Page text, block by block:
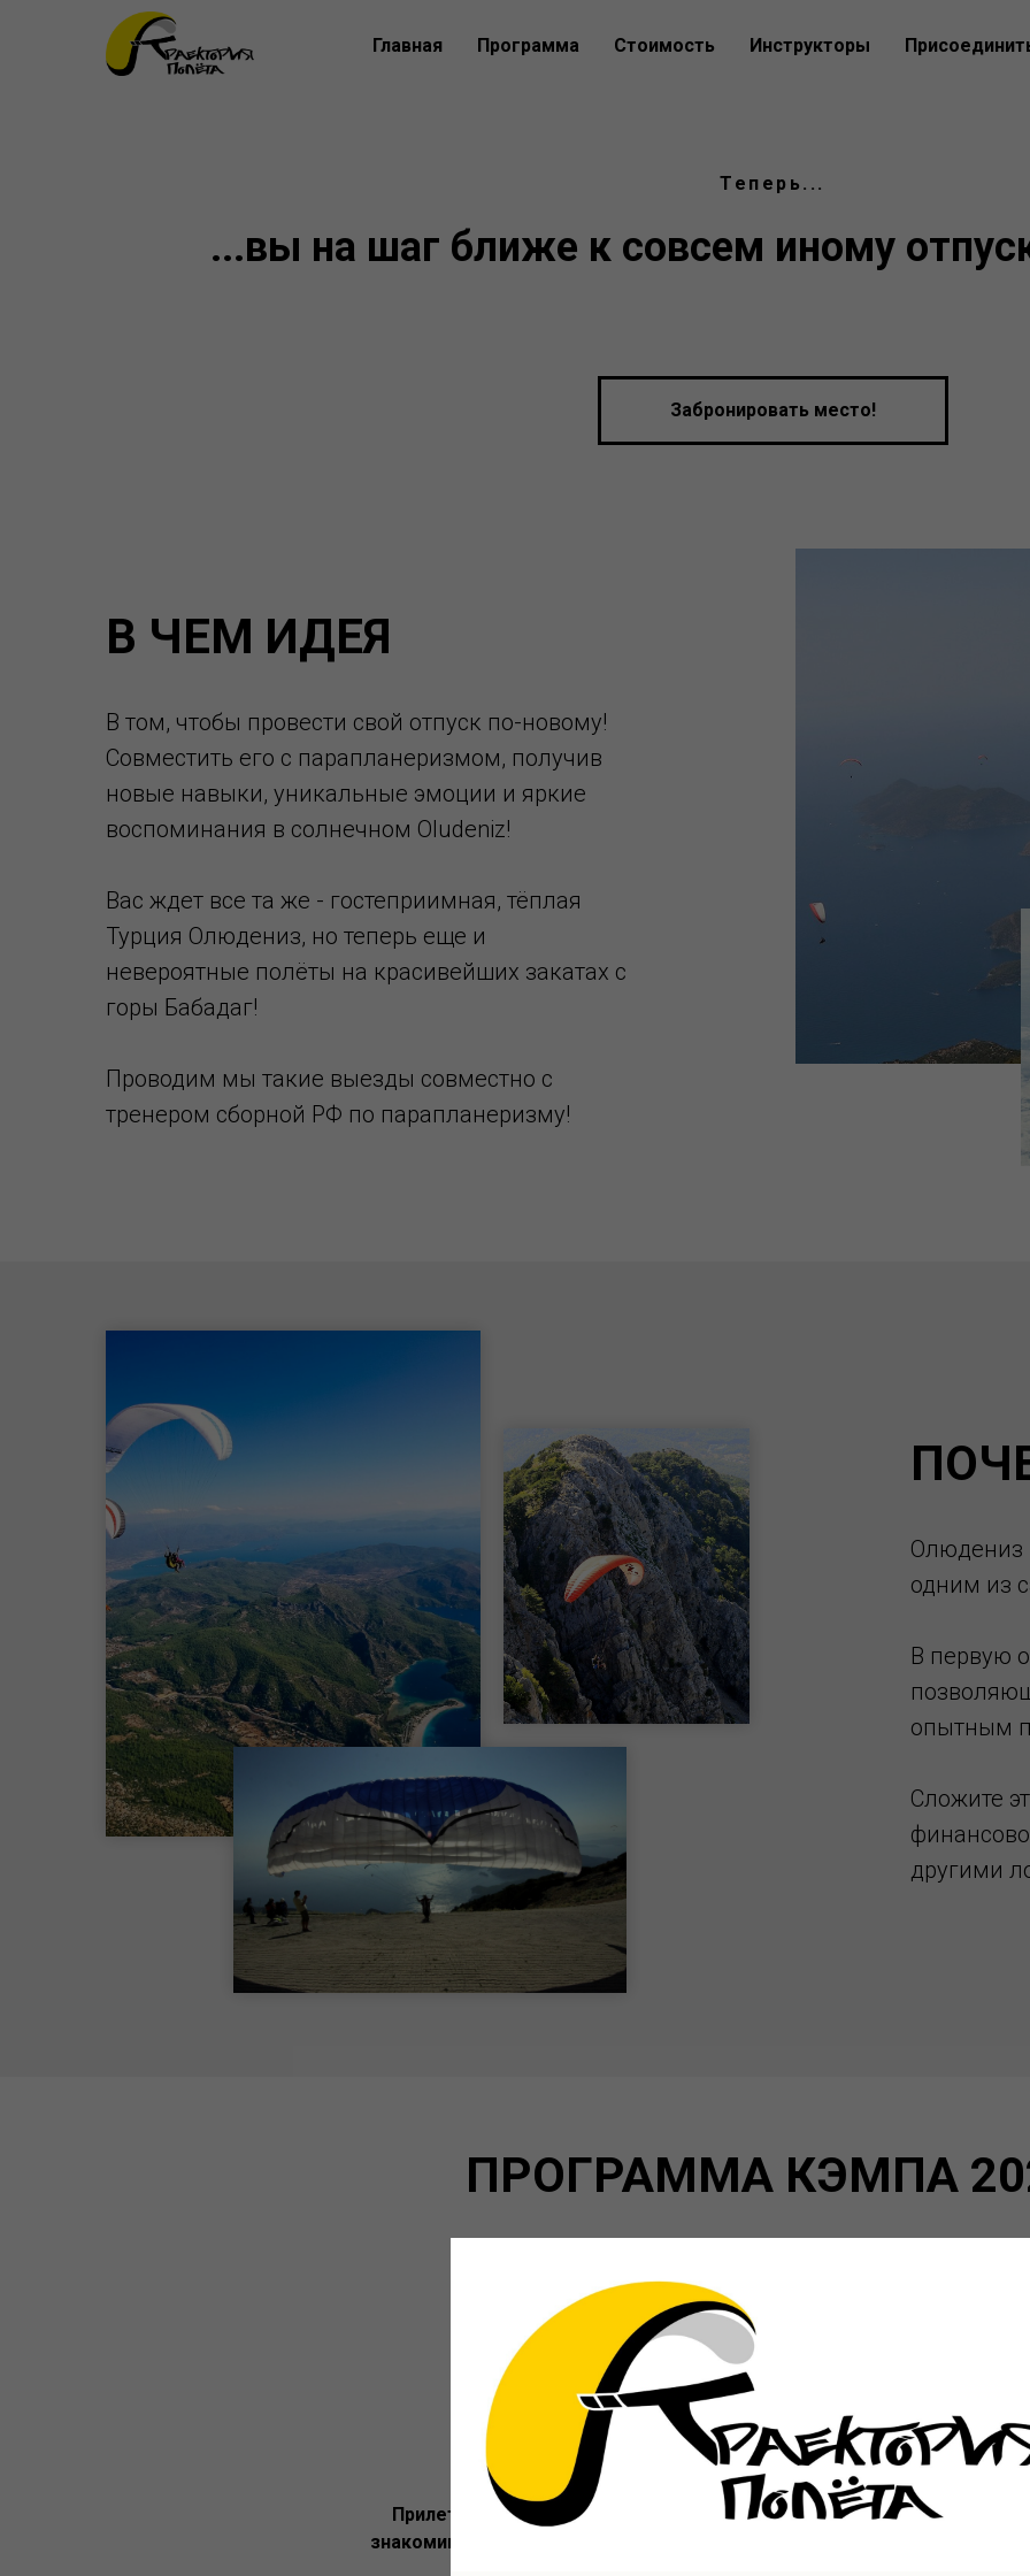
Главная Программа Стоимость Инструкторы
Теперь...
...вы на шаг ближе к совсем иному
Забронировать место!
В ЧЕМ ИДЕЯ
В том, чтобы провести свой отпуск по-новому!
Совместить его с парапланеризмом, получив
новые навыки, уникальные эмоции и яркие
воспоминания в солнечном Oludeniz!
Вас ждет все та же - гостеприимная, тёплая
Турция Олюдениз, но теперь еще и
невероятные полёты на красивейших закатах с
горы Бабадаг!
Проводим мы такие выезды совместно с
тренером сборной РФ по парапланеризму!
Олюдениз
одним из
В первую
опытным
Сложите
другими
ПРОГРАММА КЭМПА
с 19-го сентября по 4-е октября
1й день (прибытие)
Прилетаем
, добираемся до Олюдениз,
знакомимся